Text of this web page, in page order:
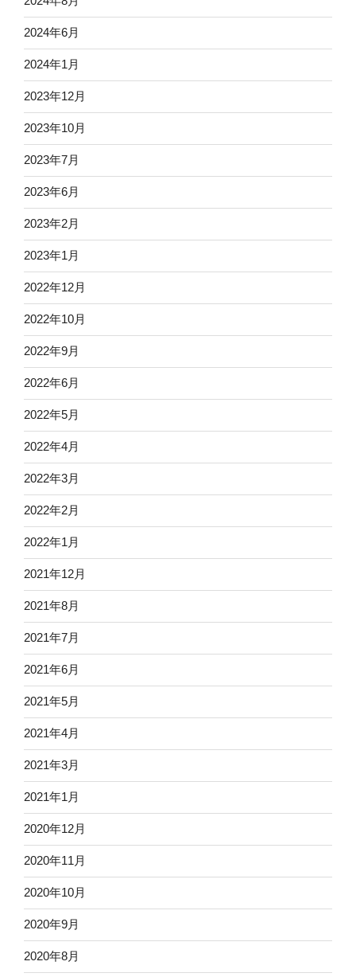
2024年6月
2024年1月
2023年12月
2023年10月
2023年7月
2023年6月
2023年2月
2023年1月
2022年12月
2022年10月
2022年9月
2022年6月
2022年5月
2022年4月
2022年3月
2022年2月
2022年1月
2021年12月
2021年8月
2021年7月
2021年6月
2021年5月
2021年4月
2021年3月
2021年1月
2020年12月
2020年11月
2020年10月
2020年9月
2020年8月